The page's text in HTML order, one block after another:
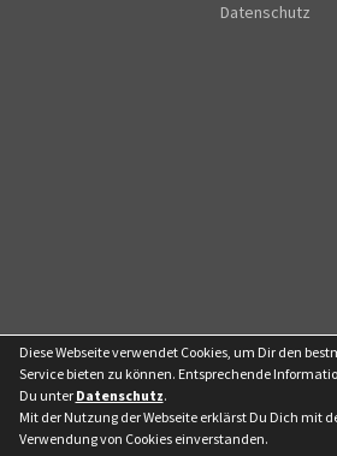
Team Vogtlandklasse
Datenschutz
Diese Webseite verwendet Cookies, um Dir den
Service bieten zu können. Entsprechende
Du unter Datenschutz.
Mit der Nutzung der Webseite erklärst Du Dich mit
Verwendung von Cookies einverstanden.